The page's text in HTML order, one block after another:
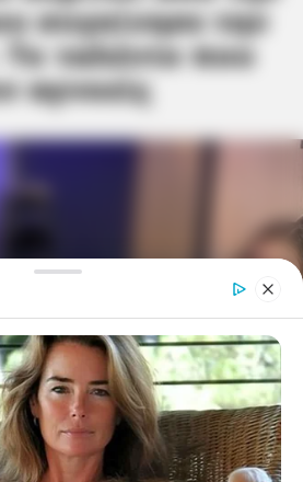
συγκίνησε την
Το ταλέντο που
αγνοείς